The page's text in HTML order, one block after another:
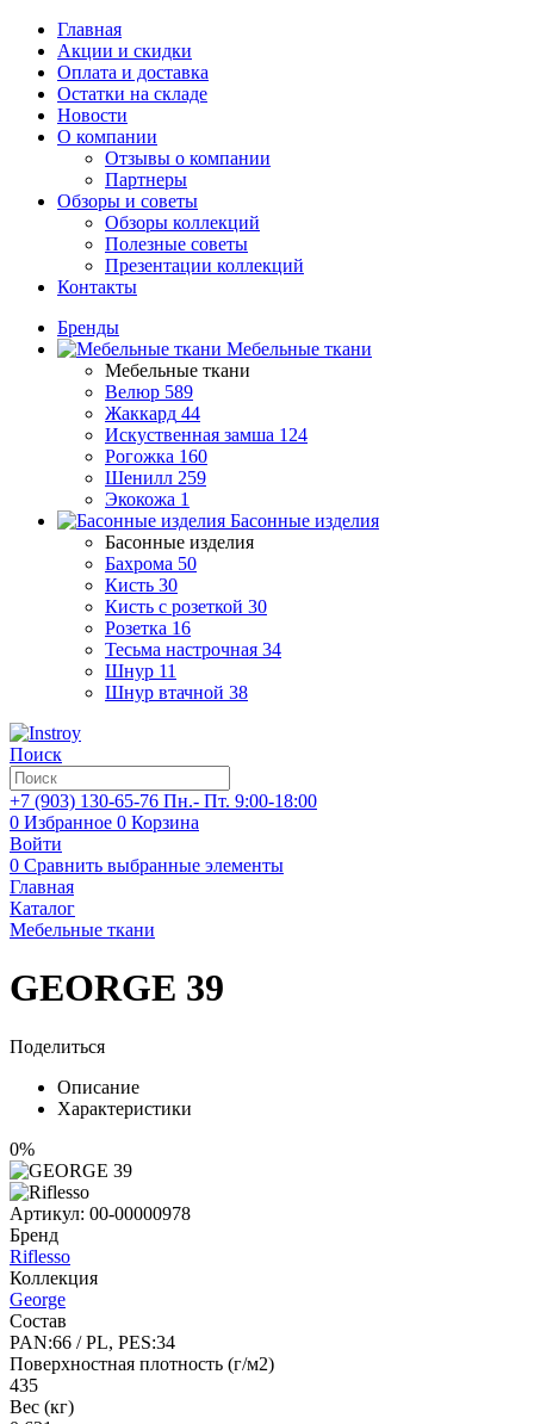
Главная
Акции и скидки
Оплата и доставка
Остатки на складе
Новости
О компании
Отзывы о компании
Партнеры
Обзоры и советы
Обзоры коллекций
Полезные советы
Презентации коллекций
Контакты
Бренды
Мебельные ткани
Мебельные ткани
Велюр 589
Жаккард 44
Искуственная замша 124
Рогожка 160
Шенилл 259
Экокожа 1
Басонные изделия
Басонные изделия
Бахрома 50
Кисть 30
Кисть с розеткой 30
Розетка 16
Тесьма настрочная 34
Шнур 11
Шнур втачной 38
Поиск
+7 (903) 130-65-76 Пн.- Пт. 9:00-18:00
0 Избранное 0 Корзина
Войти
0 Сравнить выбранные элементы
Главная
Каталог
Мебельные ткани
GEORGE 39
Поделиться
Описание
Характеристики
0%
Артикул: 00-00000978
Бренд
Riflesso
Коллекция
George
Состав
PAN:66 / PL, PES:34
Поверхностная плотность (г/м2)
435
Вес (кг)